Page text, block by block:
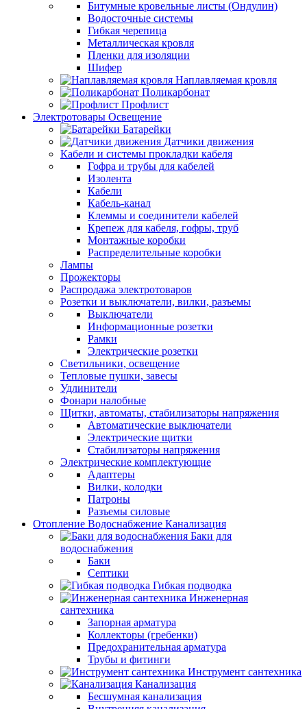
Битумные кровельные листы (Ондулин)
Водосточные системы
Гибкая черепица
Металлическая кровля
Пленки для изоляции
Шифер
Наплавляемая кровля
Поликарбонат
Профлист
Электротовары Освещение
Батарейки
Датчики движения
Кабели и системы прокладки кабеля
Гофра и трубы для кабелей
Изолента
Кабели
Кабель-канал
Клеммы и соединители кабелей
Крепеж для кабеля, гофры, труб
Монтажные коробки
Распределительные коробки
Лампы
Прожекторы
Распродажа электротоваров
Розетки и выключатели, вилки, разъемы
Выключатели
Информационные розетки
Рамки
Электрические розетки
Светильники, освещение
Тепловые пушки, завесы
Удлинители
Фонари налобные
Щитки, автоматы, стабилизаторы напряжения
Автоматические выключатели
Электрические щитки
Стабилизаторы напряжения
Электрические комплектующие
Адаптеры
Вилки, колодки
Патроны
Разъемы силовые
Отопление Водоснабжение Канализация
Баки для
водоснабжения
Баки
Септики
Гибкая подводка
Инженерная
сантехника
Запорная арматура
Коллекторы (гребенки)
Предохранительная арматура
Трубы и фитинги
Инструмент сантехника
Канализация
Бесшумная канализация